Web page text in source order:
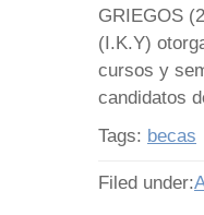
GRIEGOS
(I.K.Y)
cursos y
candidatos
Tags: becas
Filed under: